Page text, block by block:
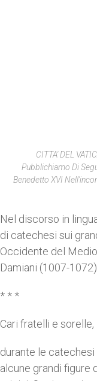
CITTA' DEL
Pubblichiamo Di
Benedetto XVI
Nel discorso in
di catechesi sui
Occidente del
Damiani (1007-
* * *
Cari fratelli e sorelle,
durante le
alcune grandi figure